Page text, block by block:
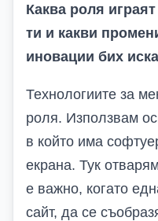
Каква роля
ти и какви
иновации бих
Технологиите за
роля. Използвам
в който има
екрана. Тук
е важно, когато
сайт, да се